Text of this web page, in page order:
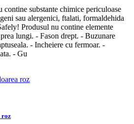
substante chimice periculoase
sau alergenici, ftalati, formaldehida
Produsul nu contine elemente
lungi. - Fason drept. - Buzunare
- Incheiere cu fermoar. -
- Gu
roz